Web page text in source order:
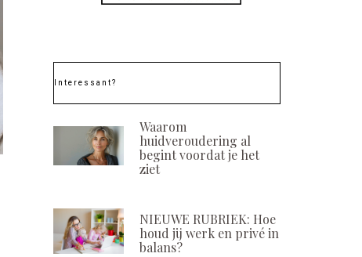
Interessant?
Waarom
huidveroudering al
begint voordat je het
ziet
NIEUWE RUBRIEK: Hoe
houd jij werk en privé in
balans?